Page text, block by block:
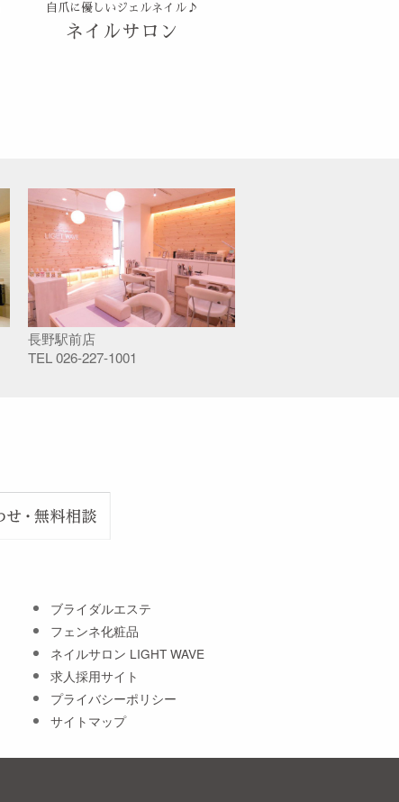
自爪に優しいジェルネイル♪
ネイルサロン
長野駅前店
TEL026-227-1001
ブライダルエステ
フェンネ化粧品
ネイルサロン LIGHT WAVE
求人採用サイト
プライバシーポリシー
サイトマップ